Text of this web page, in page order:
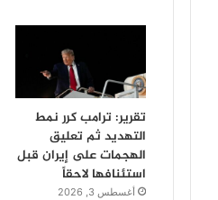
تقرير: ترامب كرر نمط
التهديد ثم تعليق
الهجمات على إيران قبل
استئنافها لاحقاً
أغسطس 3, 2026